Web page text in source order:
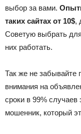
выбор за вами.
таких сайтах от 10$,
Советую выбрать
них работать.
Так же не забывайте
внимания на
сроки в 99% случаев
мошенник, который